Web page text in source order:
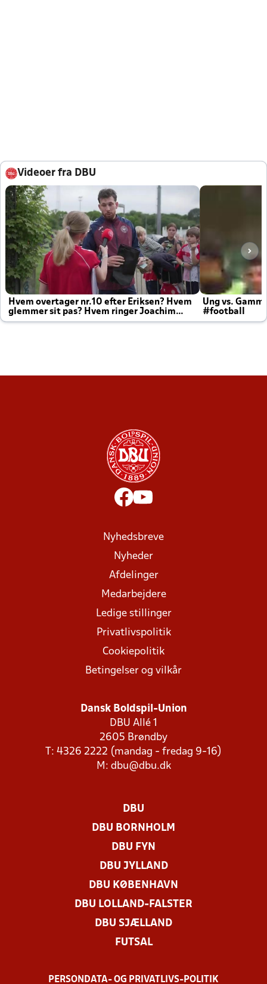
Videoer fra DBU
Hvem overtager nr.10 efter Eriksen? Hvem
glemmer sit pas? Hvem ringer Joachim
altid til efter kampe?
Ung vs.
#football
Nyhedsbreve
Nyheder
Afdelinger
Medarbejdere
Ledige stillinger
Privatlivspolitik
Cookiepolitik
Betingelser og vilkår
Dansk Boldspil-Union
DBU Allé 1
2605 Brøndby
T: 4326 2222 (mandag - fredag 9-16)
M: dbu@dbu.dk
DBU
DBU BORNHOLM
DBU FYN
DBU JYLLAND
DBU KØBENHAVN
DBU LOLLAND-FALSTER
DBU SJÆLLAND
FUTSAL
PERSONDATA- OG PRIVATLIVS-POLITIK